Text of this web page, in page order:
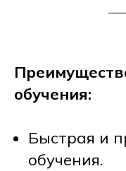
обучения:
Быстрая и
обучения.